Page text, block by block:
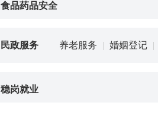
食品药品安全
民政服务 养老服务 | 婚姻登记 |
稳岗就业